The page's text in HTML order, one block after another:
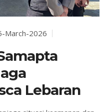
March-2026
Lebaran